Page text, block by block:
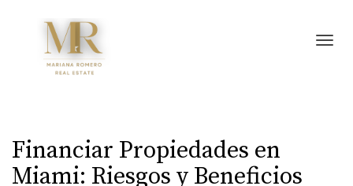
Financiar Propiedades en
Miami: Riesgos y Beneficios